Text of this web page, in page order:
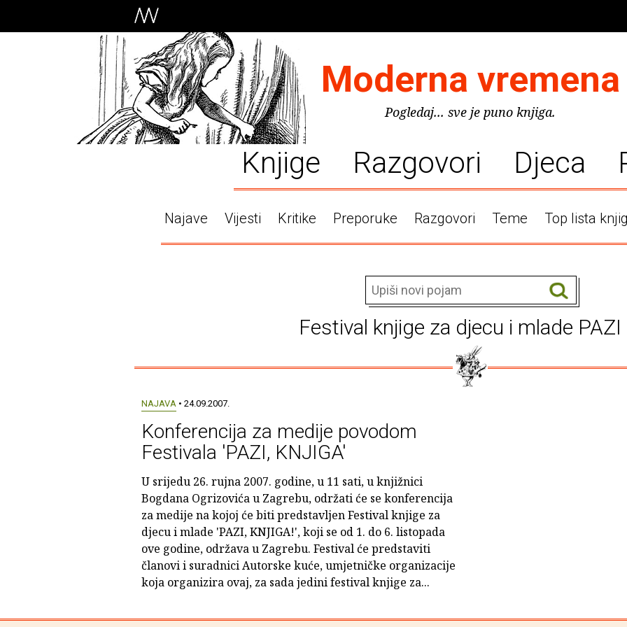
Moderna vremena
Pogledaj... sve je puno knjiga.
Knjige Razgovori Djeca
Najave Vijesti Kritike Preporuke Razgovori Teme Top lista
Festival knjige za djecu i mlade PAZI
NAJAVA• 24.09.2007.
Konferencija za medije povodom
Festivala 'PAZI, KNJIGA'
U srijedu 26. rujna 2007. godine, u 11 sati, u knjižnici
Bogdana Ogrizovića u Zagrebu, održati će se konferencija
za medije na kojoj će biti predstavljen Festival knjige za
djecu i mlade 'PAZI, KNJIGA!', koji se od 1. do 6. listopada
ove godine, održava u Zagrebu. Festival će predstaviti
članovi i suradnici Autorske kuće, umjetničke organizacije
koja organizira ovaj, za sada jedini festival knjige za...